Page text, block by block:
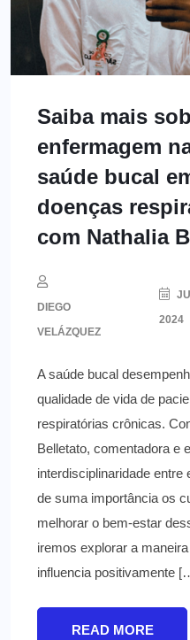
Saiba mais
enfermagem
saúde bucal
doenças
com Nathalia
DIEGO
VELÁZQUEZ
2024
A saúde bucal
qualidade de vida de
respiratórias crônicas.
Belletato, comentadora e
interdisciplinaridade
de suma importância os
melhorar o bem-estar
iremos explorar a
influencia positivamente
READ MORE